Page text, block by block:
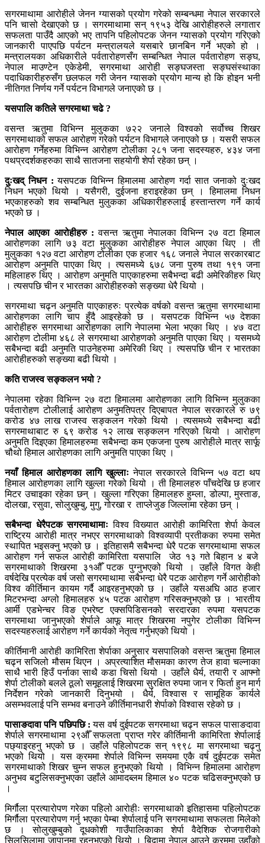
सगरमाथामा आरोहीले जेनन ग्यासको प्रयोग गरेको सम्बन्धमा नेपाल सरकारले
पनि चासो देखाएको छ । सगरमाथामा सन् १९५३ देखि आरोहीहरुले लगातार
सफलता पाउँदै आएको भए तापनि पहिलोपटक जेनन ग्यासको प्रयोग गरिएको
जानकारी पाएपछि पर्यटन मन्त्रालयले यसबारे छानबिन गर्ने भएको हो ।
मन्त्रालयका अधिकारीले पर्वतारोहणसँग सम्बन्धित नेपाल पर्वतारोहण सङ्घ,
नेपाल माउण्टेन एकेडेमी, सगरमाथा आरोही सङ्घजस्ता सङ्घसंस्थाका
पदाधिकारीहरुसँग छलफल गरी जेनन ग्यासको प्रयोग मान्य हो कि होइन भनी
नीतिगत निर्णय गर्ने पर्यटन विभागले जनाएको छ ।
यसपालि कतिले सगरमाथा चढे ?
वसन्त ऋतुमा विभिन्न मुलुकका ७२२ जनाले विश्वको सर्वोच्च शिखर
सगरमाथाको सफल आरोहण गरेको पर्यटन विभागले जनाएको छ । यसरी सफल
आरोहण गर्नेहरुमा विभिन्न आरोहण टोलीका २८१ जना सदस्यहरु, ४३४ जना
पथप्रदर्शकहरुका साथै सातजना सहयोगी शेर्पा रहेका छन् ।
दुःखद् निधन : यसपटक विभिन्न हिमालमा आरोहण गर्दा सात जनाको दुःखद
निधन भएको थियो । यसैगरी, दुईजना हराइरहेका छन् । हिमालमा निधन
भएकाहरुको शव सम्बन्धित मुलुकका अधिकारीहरुलाई हस्तान्तरण गर्ने कार्य
भएको छ ।
नेपाल आएका आरोहीहरु : वसन्त ऋतुमा नेपालका विभिन्न २७ वटा हिमाल
आरोहणका लागि ७३ वटा मुलुकका आरोहीहरु नेपाल आएका थिए । ती
मुलुकका १२७ वटा आरोहण टोलीका एक हजार १६८ जनाले नेपाल सरकारबाट
आरोहण अनुमति पाएका थिए । त्यसमध्ये ६७८ जना पुरुष तथा १९१ जना
महिलाहरु थिए । आरोहण अनुमति पाएकाहरुमा सबैभन्दा बढी अमेरिकीहरु थिए
। त्यसपछि चीन र भारतका आरोहीहरुको सङ्ख्या धेरै थियो ।
सगरमाथा चढ्न अनुमति पाएकाहरुः प्रत्येक वर्षको वसन्त ऋतुमा सगरमाथामा
आरोहणका लागि चाप हुँदै आइरहेको छ । यसपटक विभिन्न ५७ देशका
आरोहीहरु सगरमाथा आरोहणका लागि नेपालमा भेला भएका थिए । ४७ वटा
आरोहण टोलीमा ४६८ ले सगरमाथा आरोहणको अनुमति पाएका थिए । यसमध्ये
सबैभन्दा बढी अनुमति पाउनेहरुमा अमेरिकी थिए । त्यसपछि चीन र भारतका
आरोहीहरुको सङ्ख्या बढी थियो ।
कति राजस्व सङ्कलन भयो ?
नेपालमा रहेका विभिन्न २७ वटा हिमालमा आरोहणका लागि विभिन्न मुलुकका
पर्वतारोहण टोलीलाई आरोहण अनुमतिपत्र दिएबापत नेपाल सरकारले रु ७९
करोड ४७ लाख राजस्व सङ्कलन गरेको थियो । त्यसमध्ये सबैभन्दा बढी
सगरमाथाबाट रु ६९ करोड १२ लाख सङ्कलन गरिएको थियो । आरोहण
अनुमति दिइएका हिमालहरुमा सबैभन्दा कम एकजना पुरुष आरोहीले मात्र सार्फू
चौथो हिमाल आरोहणका लागि अनुमति पाएका थिए ।
नयाँ हिमाल आरोहणका लागि खुल्लाःनेपाल सरकारले विभिन्न ५७ वटा थप
हिमाल आरोहणका लागि खुल्ला गरेको थियो । ती हिमालहरु पाँचदेखि छ हजार
मिटर उचाइका रहेका छन् । खुल्ला गरिएका हिमालहरु हुम्ला, डोल्पा, मुस्ताङ,
दोलखा, रसुवा, सोलुखुम्बु, मुगु, गोरखा र ताप्लेजुङ जिल्लामा रहेका छन् ।
सबैभन्दा धेरैपटक सगरमाथामाःविश्व विख्यात आरोही कामिरिता शेर्पा केवल
राष्ट्रिय आरोही मात्र नभएर सगरमाथाको विश्वव्यापी प्रतीकका रुपमा समेत
स्थापित भइसक्नु भएको छ । इतिहासमै सबैभन्दा धेरै पटक सगरमाथामा सफल
आरोहण गर्न सफल आरोही कामिरिता यसपालि जेठ १३ गते बिहान ४ बजे
सगरमाथाको शिखरमा ३१औँ पटक पुग्नुभएको थियो । उहाँले विगत केही
वर्षदेखि प्रत्येक वर्ष जसो सगरमाथामा सबैभन्दा धेरै पटक आरोहण गर्ने आरोहीको
विश्व कीर्तिमान कायम गर्दै आइरहनुभएको छ । उहाँले यसअघि आठ हजार
मिटरभन्दा अग्लो हिमालहरु ४५ पटक आरोहण गरिसक्नुभएको छ । भारतीय
आर्मी एडभेन्चर विङ एभरेष्ट एक्सपिडिसनको सरदारका रुपमा यसपटक
सगरमाथा जानुभएको शेर्पाले आफू मात्र शिखरमा नपुगेर टोलीका विभिन्न
सदस्यहरुलाई आरोहण गर्ने कार्यको नेतृत्व गर्नुभएको थियो ।
कीर्तिमानी आरोही कामिरिता शेर्पाका अनुसार यसपालिको वसन्त ऋतुमा हिमाल
चढ्न सजिलो मौसम थिएन । अप्रत्याशित मौसमका कारण तेज हावा चल्नाका
साथै भारी हिउँ पर्नाका साथै कडा चिसो थियो । उहाँले धैर्य, तयारी र आफ्नो
शेर्पा टोलीको बलले ठूलो समूहलाई शिखरमा सुरक्षित रुपमा जान र फिर्ता हुन मार्ग
निर्देशन गरेको जानकारी दिनुभयो । धैर्य, विश्वास र सामूहिक कार्यले
असम्भवलाई पनि सम्भव बनाउने कीर्तिमानधारी शेर्पाको विश्वास रहेको छ ।
पासाङदावा पनि पछिपछि :यस वर्ष दुईपटक सगरमाथा चढ्न सफल पासाङदावा
शेर्पाले सगरमाथामा २९औँ सफलता प्राप्त गरेर कीर्तिमानी कामिरिता शेर्पालाई
पछ्याइरहनु भएको छ । उहाँले पहिलोपटक सन् १९९८ मा सगरमाथा चढ्नु
भएको थियो । यस क्रममा शेर्पाले विभिन्न समयमा एकै वर्ष दुईपटक समेत
सगरमाथाको शिखर चुम्न सफल हुनुभएको थियो । विभिन्न हिमालमा आरोहण
अनुभव बटुलिसक्नुभएका उहाँले आमादब्लम हिमाल ४० पटक चढिसक्नुभएको छ
।
मिर्गौला प्रत्यारोपण गरेका पहिलो आरोहीः सगरमाथाको इतिहासमा पहिलोपटक
मिर्गौला प्रत्यारोपण गर्नु भएका पेम्बा शेर्पालाई पनि सगरमाथामा सफलता मिलेको
छ । सोलुखुम्बुको दूधकोशी गाउँपालिकाका शेर्पा वैदेशिक रोजगारीको
सिलसिलामा जापानमा रहनुभएको थियो । बिदामा नेपाल आउने क्रममा उहाँको